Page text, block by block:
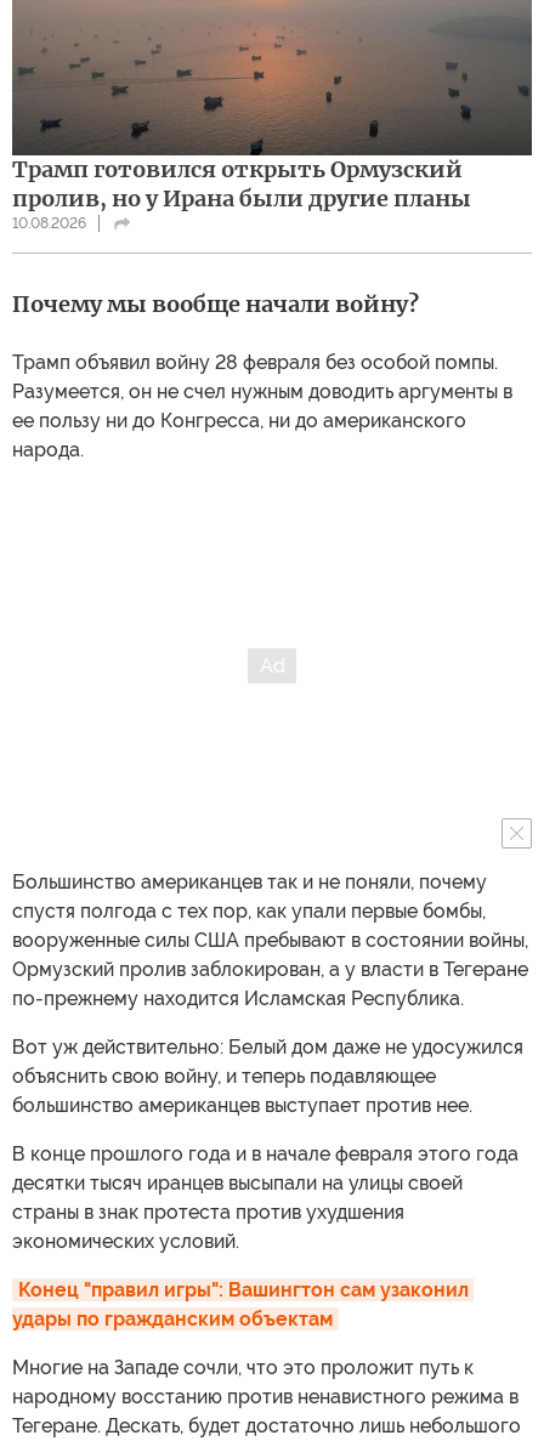
Трамп готовился открыть Ормузский
пролив, но у Ирана были другие планы
10.08.2026
Почему мы вообще начали войну?
Трамп объявил войну 28 февраля без особой помпы.
Разумеется, он не счел нужным доводить аргументы в
ее пользу ни до Конгресса, ни до американского
народа.
Большинство американцев так и не поняли, почему
спустя полгода с тех пор, как упали первые бомбы,
вооруженные силы США пребывают в состоянии войны,
Ормузский пролив заблокирован, а у власти в Тегеране
по-прежнему находится Исламская Республика.
Вот уж действительно: Белый дом даже не удосужился
объяснить свою войну, и теперь подавляющее
большинство американцев выступает против нее.
В конце прошлого года и в начале февраля этого года
десятки тысяч иранцев высыпали на улицы своей
страны в знак протеста против ухудшения
экономических условий.
Конец "правил игры": Вашингтон сам узаконил
удары по гражданским объектам
Многие на Западе сочли, что это проложит путь к
народному восстанию против ненавистного режима в
Тегеране. Дескать, будет достаточно лишь небольшого